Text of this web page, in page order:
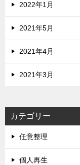
2022年1月
2021年5月
2021年4月
2021年3月
カテゴリー
任意整理
個人再生